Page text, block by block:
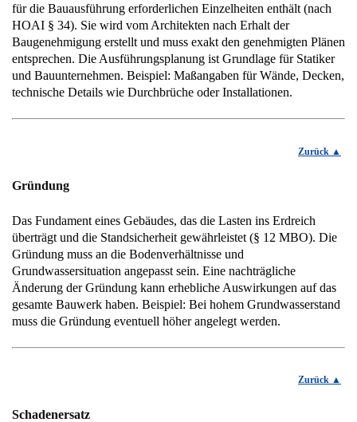
für die Bauausführung erforderlichen Einzelheiten enthält (nach
HOAI § 34). Sie wird vom Architekten nach Erhalt der
Baugenehmigung erstellt und muss exakt den genehmigten Plänen
entsprechen. Die Ausführungsplanung ist Grundlage für Statiker
und Bauunternehmen. Beispiel: Maßangaben für Wände, Decken,
technische Details wie Durchbrüche oder Installationen.
Zurück
Gründung
Das Fundament eines Gebäudes, das die Lasten ins Erdreich
überträgt und die Standsicherheit gewährleistet (§ 12 MBO). Die
Gründung muss an die Bodenverhältnisse und
Grundwassersituation angepasst sein. Eine nachträgliche
Änderung der Gründung kann erhebliche Auswirkungen auf das
gesamte Bauwerk haben. Beispiel: Bei hohem Grundwasserstand
muss die Gründung eventuell höher angelegt werden.
Zurück
Schadenersatz